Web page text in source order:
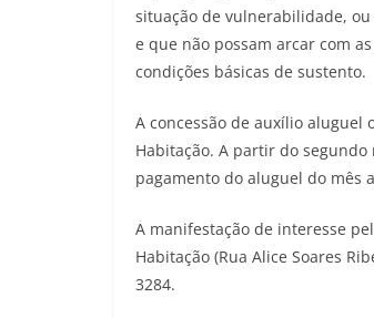
situação de vulnerabilidade,
e que não possam arcar com
condições básicas de sustento.
A concessão de auxílio aluguel
Habitação. A partir do
pagamento do aluguel do mês
A manifestação de interesse
Habitação (Rua Alice Soares
3284.